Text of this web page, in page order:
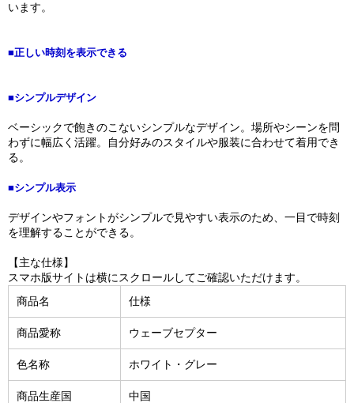
います。
■正しい時刻を表示できる
■シンプルデザイン
ベーシックで飽きのこないシンプルなデザイン。場所やシーンを問
わずに幅広く活躍。自分好みのスタイルや服装に合わせて着用でき
る。
■シンプル表示
デザインやフォントがシンプルで見やすい表示のため、一目で時刻
を理解することができる。
【主な仕様】
スマホ版サイトは横にスクロールしてご確認いただけます。
商品名
仕様
商品愛称 ウェーブセプター
色名称 ホワイト・グレー
商品生産国 中国